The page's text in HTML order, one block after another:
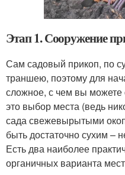
Этап 1. Сооружение
Сам садовый прикоп, по
траншею, поэтому для
сложное, с чем вы можете
это выбор места (ведь
сада свежевырытыми
быть достаточно сухим –
Есть два наиболее
органичных варианта